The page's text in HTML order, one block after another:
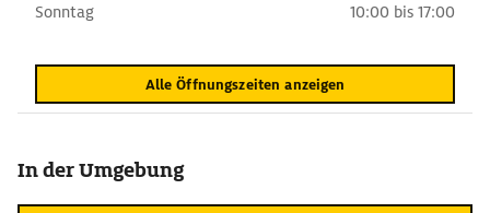
Sonntag 10:00 bis 17:00
Alle Öffnungszeiten anzeigen
In der Umgebung